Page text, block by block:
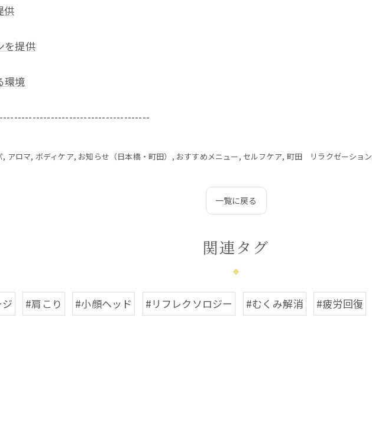
供
を提供
環境
アロマ ボディケア お知らせ（日本橋・町田） おすすめメニュー セルフケア 町田 リラクゼーション
一覧に戻る
関連タグ
#肩こり #小顔ヘッド #リフレクソロジー #むくみ解消 #疲労回復